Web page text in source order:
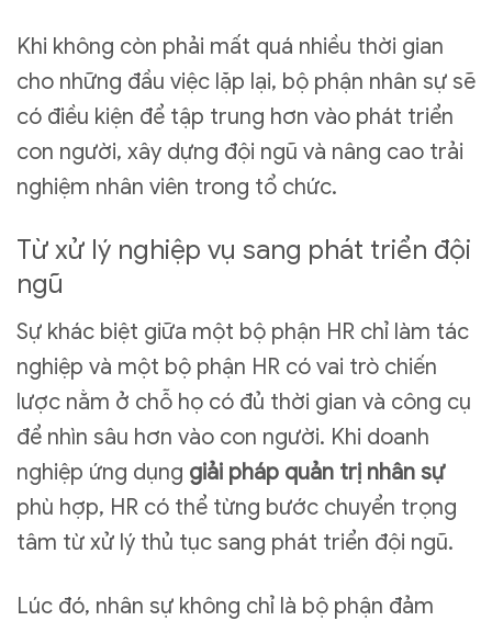
Khi không còn phải mất quá nhiều thời gian
cho những đầu việc lặp lại, bộ phận nhân sự sẽ
có điều kiện để tập trung hơn vào phát triển
con người, xây dựng đội ngũ và nâng cao trải
nghiệm nhân viên trong tổ chức.
Từ xử lý nghiệp vụ sang phát triển đội
ngũ
Sự khác biệt giữa một bộ phận HR chỉ làm tác
nghiệp và một bộ phận HR có vai trò chiến
lược nằm ở chỗ họ có đủ thời gian và công cụ
để nhìn sâu hơn vào con người. Khi doanh
nghiệp ứng dụng giải pháp quản trị nhân sự
phù hợp, HR có thể từng bước chuyển trọng
tâm từ xử lý thủ tục sang phát triển đội ngũ.
Lúc đó, nhân sự không chỉ là bộ phận đảm